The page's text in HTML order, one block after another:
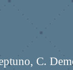
C.